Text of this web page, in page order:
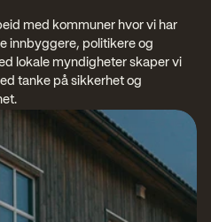
med kommuner hvor vi har
innbyggere, politikere og
lokale myndigheter skaper vi
tanke på sikkerhet og